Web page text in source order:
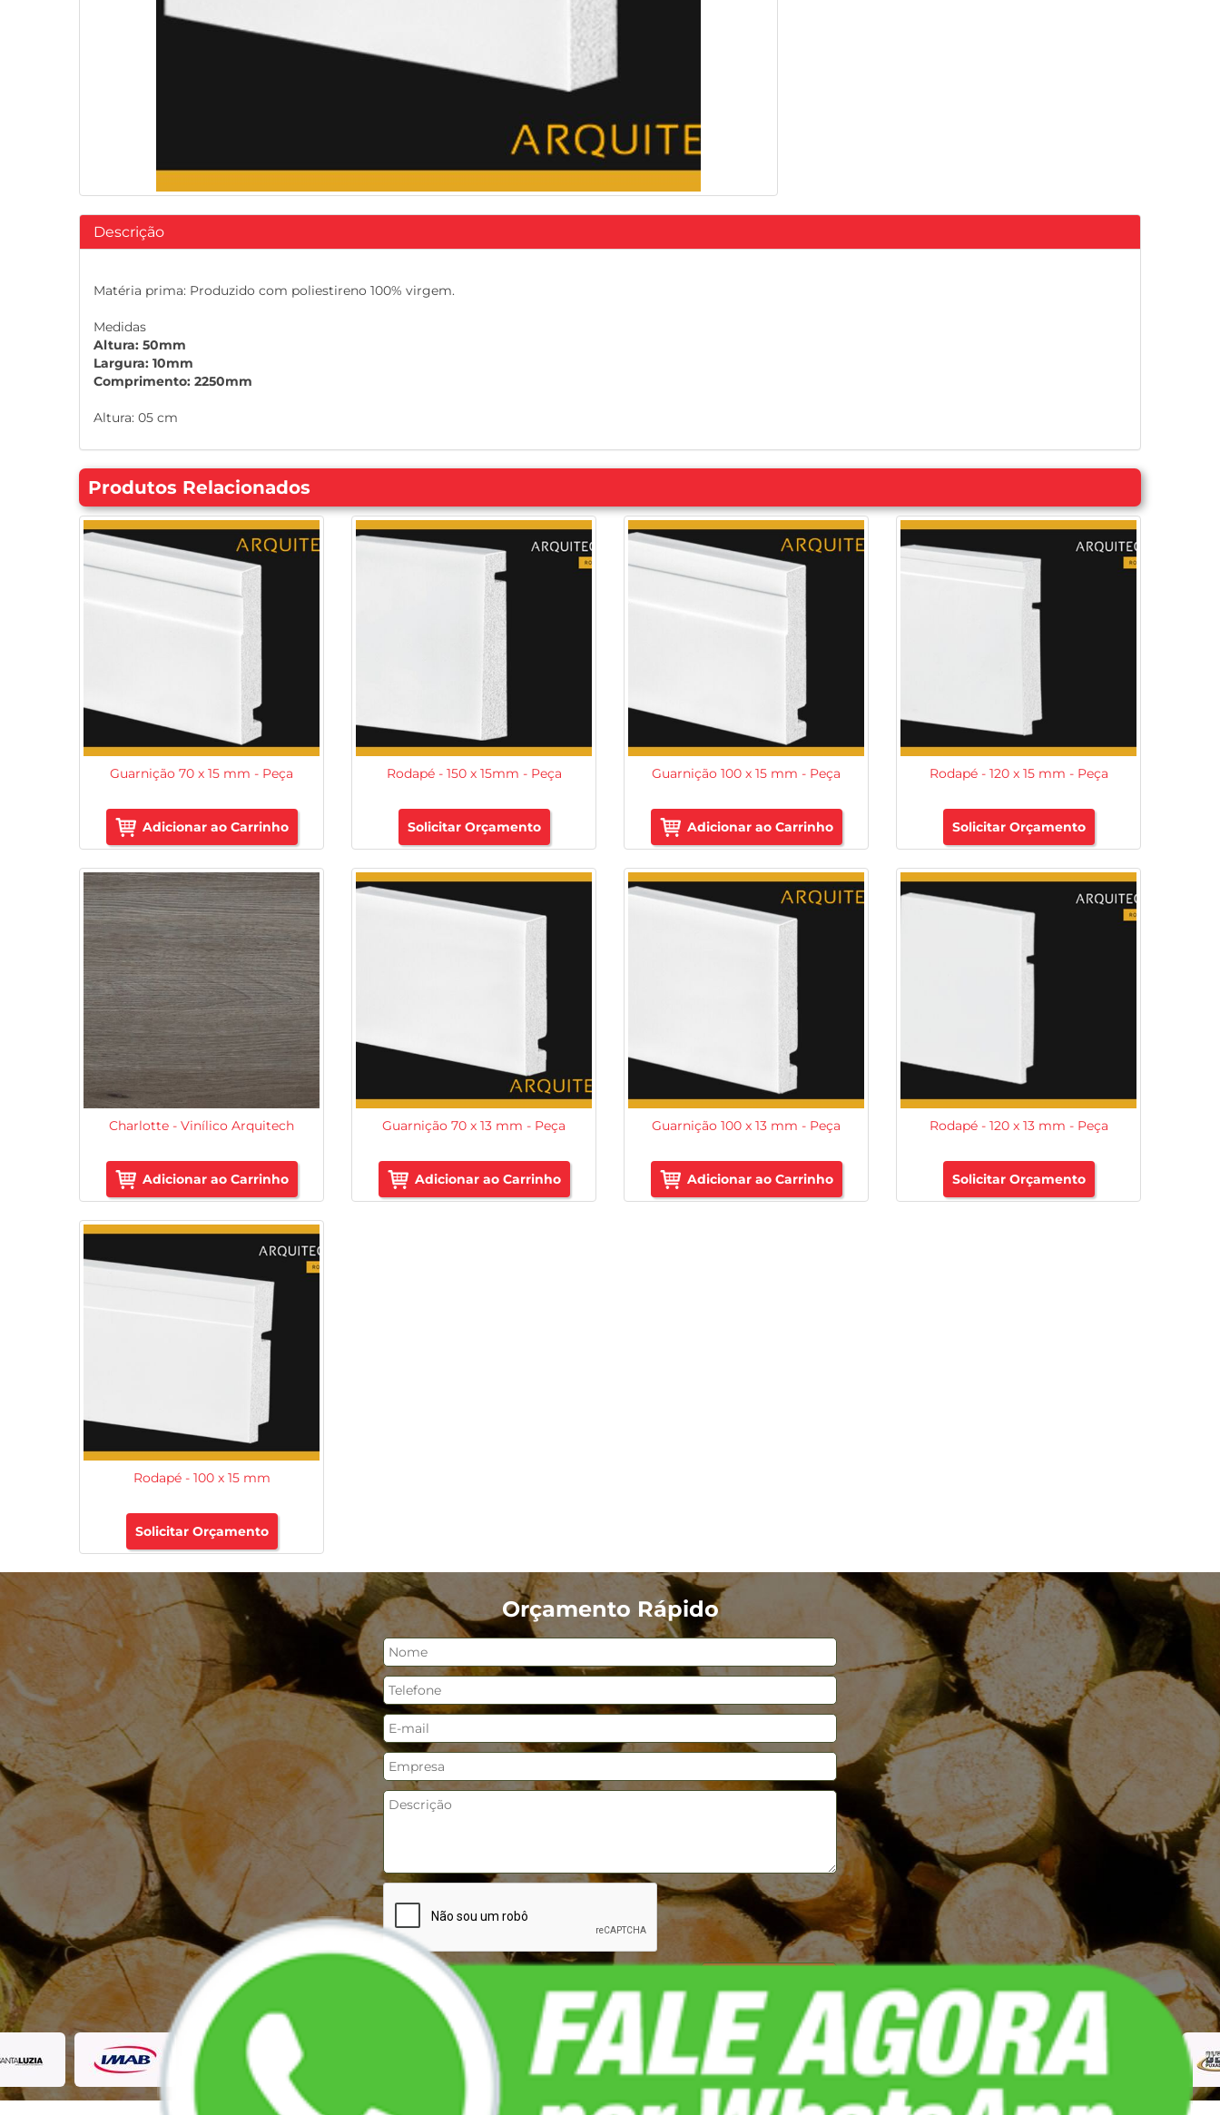
Descrição
Matéria prima: Produzido com poliestireno 100% virgem.
Medidas
Altura: 50mm
Largura: 10mm
Comprimento: 2250mm
Altura: 05 cm
Produtos Relacionados
Guarnição 70 x 15 mm - Peça
Adicionar ao Carrinho
Rodapé - 150 x 15mm - Peça
Solicitar Orçamento
Guarnição 100 x 15 mm - Peça
Adicionar ao Carrinho
Rodapé - 120 x 15 mm - Peça
Solicitar Orçamento
Charlotte - Vinílico Arquitech
Adicionar ao Carrinho
Guarnição 70 x 13 mm - Peça
Adicionar ao Carrinho
Guarnição 100 x 13 mm - Peça
Adicionar ao Carrinho
Rodapé - 120 x 13 mm - Peça
Solicitar Orçamento
Rodapé - 100 x 15 mm
Solicitar Orçamento
Orçamento Rápido